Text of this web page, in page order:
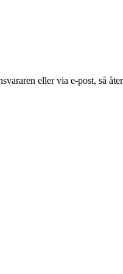
eller via e-post, så